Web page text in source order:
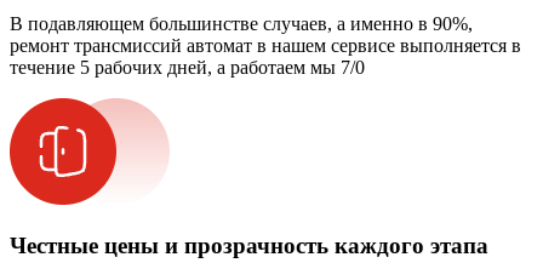
В подавляющем большинстве случаев, а именно в 90%,
ремонт трансмиссий автомат в нашем сервисе выполняется в
течение 5 рабочих дней, а работаем мы 7/0
Честные цены и прозрачность каждого этапа